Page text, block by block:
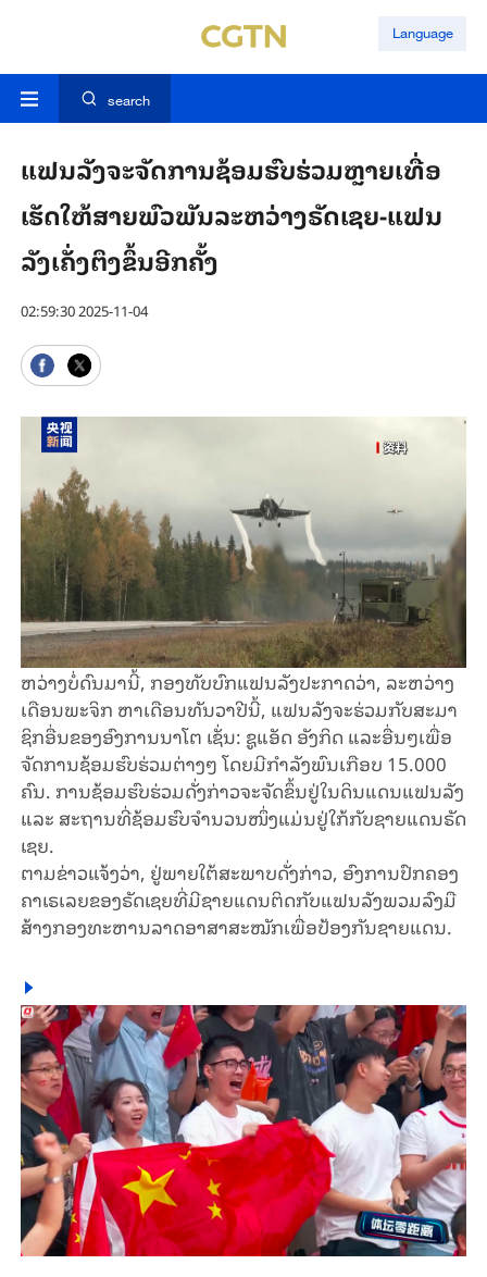
Language
search
ແຟນ​ລັງ​ຈະ​ຈັດ​ການ​ຊ້ອມ​ຮົບ​ຮ່ວມຫຼາຍ​ເທື່ອ
ເຮັດ​ໃຫ້ສາຍ​ພົວ​ພັນ​ລະ​ຫວ່າງ​ຣັດ​ເຊຍ-ແຟນ​
ລັງ​ເຄັ່ງ​ຕຶງ​ຂຶ້ນ​ອີກ​ຄັ້ງ
02:59:30 2025-11-04
ຫວ່າງ​ບໍ່​ດົນ​ມາ​ນີ້, ກອງ​ທັບ​ບົກ​ແຟນ​ລັງ​ປະ​ກາດ​ວ່າ, ລະ​ຫວ່າງ​
ເດືອນ​ພະ​ຈິກ ຫາ​ເດືອນ​ທັນ​ວາປີ​ນີ້, ແຟນ​ລັງ​ຈະ​ຮ່ວມ​ກັບ​ສະ​ມາ​
ຊິກ​ອື່ນ​ຂອງ​ອົງ​ການ​ນາ​ໂຕ ເຊັ່ນ: ຊູ​ແອັດ ອັງ​ກິດ ແລະ​ອື່ນໆ​​ເພື່ອ
ຈັດ​ການ​ຊ້ອມ​ຮົບ​ຮ່ວມ​ຕ່າງໆ ໂດຍ​ມີກຳ​ລັງ​ພົນ​ເກືອບ 15.000
ຄົນ. ການ​ຊ້ອມ​ຮົບ​ຮ່ວມ​ດັ່ງ​ກ່າວ​ຈະ​ຈັດ​ຂຶ້ນ​ຢູ່​ໃນ​ດິນ​ແດນ​ແຟນ​ລັງ
​ແລະ ສະ​ຖານ​ທີ່​ຊ້ອມ​ຮົບ​ຈຳ​ນວນ​ໜຶ່ງແມ່ນ​ຢູ່​ໃກ້​ກັບ​ຊາຍ​ແດນ​ຣັດ​
ເຊຍ.
ຕາມ​ຂ່າວ​ແຈ້ງວ່າ, ຢູ່​ພາຍ​ໃຕ້​ສະ​ພາບ​ດັ່ງ​ກ່າວ, ອົງ​ການ​ປົ​ກ​ຄອງ​
ຄາ​ເ​ຣ​ເລຍ​ຂອງ​ຣັດ​ເຊຍ​ທີ່​ມີ​ຊາຍ​ແດນ​ຕິດ​ກັບ​ແຟນ​ລັງ​ພວມ​ລົງ​ມື​
ສ້າງກອງ​ທະ​ຫານ​ລາດ​ອາ​ສາ​ສະ​ໝັກ​ເພື່ອ​ປ້ອງ​ກັນ​ຊາຍ​ແດນ.